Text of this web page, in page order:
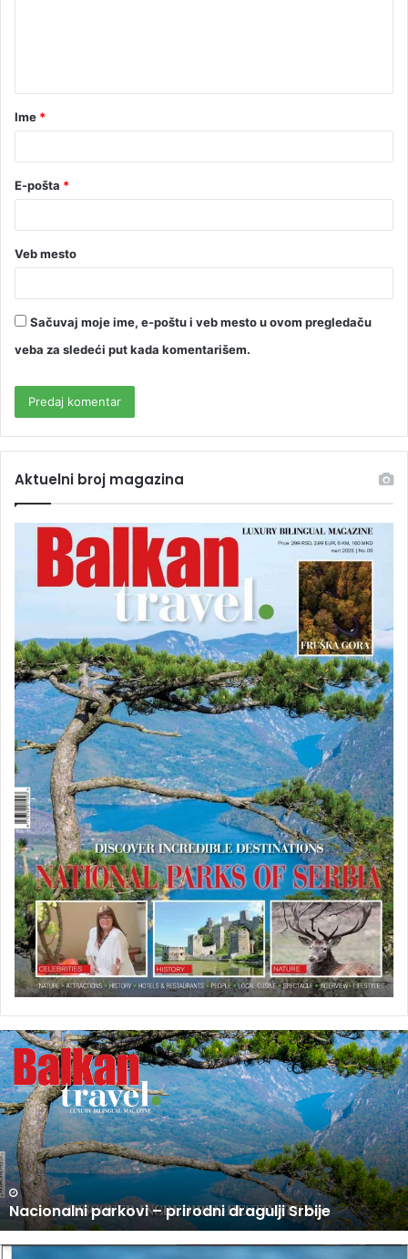
Ime *
E-pošta *
Veb mesto
Sačuvaj moje ime, e-poštu i veb mesto u ovom pregledaču
veba za sledeći put kada komentarišem.
Aktuelni broj magazina
U
P
R
O
D
A
J
I
N
O
V
I
U PRODAJI NOVI BROJ BALKAN TRAVEL MAGAZINA